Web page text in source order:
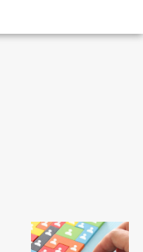
>Ressources humaines>Droit